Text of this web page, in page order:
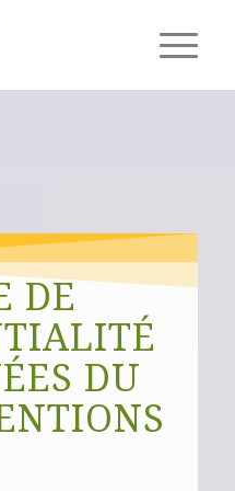
DE
DU